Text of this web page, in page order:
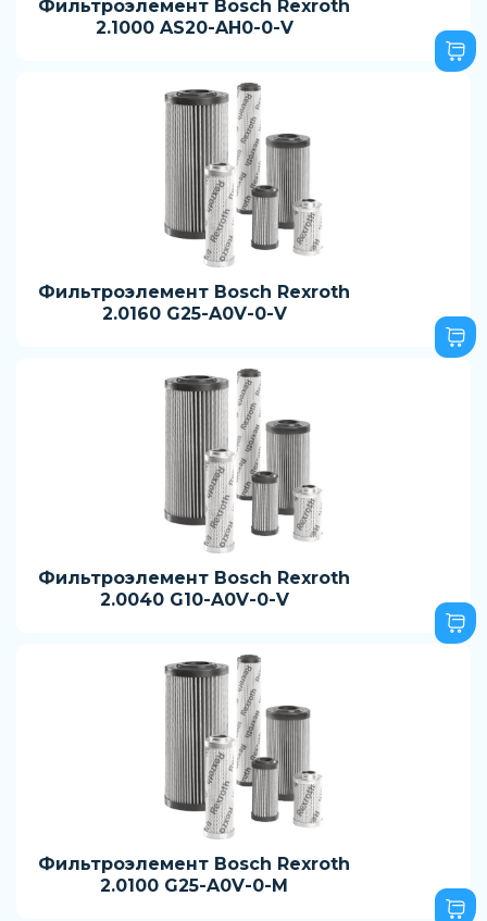
Фильтроэлемент Bosch Rexroth
2.1000 AS20-AH0-0-V
Фильтроэлемент Bosch Rexroth
2.0160 G25-A0V-0-V
Фильтроэлемент Bosch Rexroth
2.0040 G10-A0V-0-V
Фильтроэлемент Bosch Rexroth
2.0100 G25-A0V-0-M